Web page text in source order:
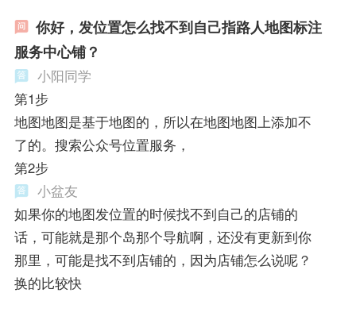
你好，发位置怎么找不到自己指路人地图标注
服务中心铺？
小阳同学
第1步
地图地图是基于地图的，所以在地图地图上添加不
了的。搜索公众号位置服务，
第2步
小盆友
如果你的地图发位置的时候找不到自己的店铺的
话，可能就是那个岛那个导航啊，还没有更新到你
那里，可能是找不到店铺的，因为店铺怎么说呢？
换的比较快